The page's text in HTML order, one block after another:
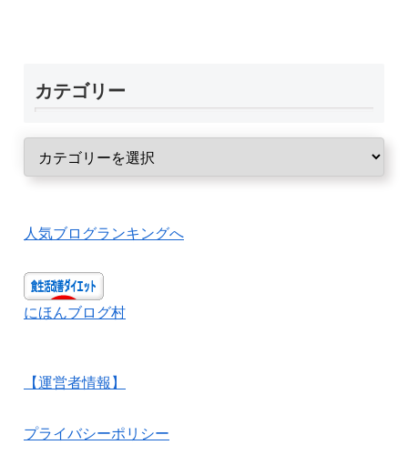
カテゴリー
人気ブログランキングへ
にほんブログ村
【運営者情報】
プライバシーポリシー